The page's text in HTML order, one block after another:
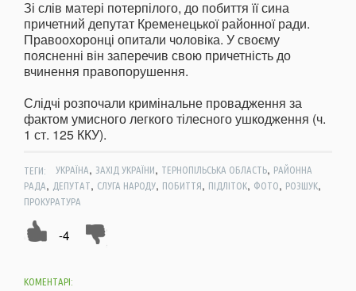
Зі слів матері потерпілого, до побиття її сина
причетний депутат Кременецької районної ради.
Правоохоронці опитали чоловіка. У своєму
поясненні він заперечив свою причетність до
вчинення правопорушення.
Слідчі розпочали кримінальне провадження за
фактом умисного легкого тілесного ушкодження (ч.
1 ст. 125 ККУ).
ТЕГИ: УКРАЇНА, ЗАХІД УКРАЇНИ, ТЕРНОПІЛЬСЬКА ОБЛАСТЬ, РАЙОННА
РАДА, ДЕПУТАТ, СЛУГА НАРОДУ, ПОБИТТЯ, ПІДЛІТОК, ФОТО, РОЗШУК,
ПРОКУРАТУРА
-4
КОМЕНТАРІ: